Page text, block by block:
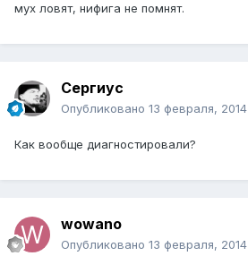
мух ловят, нифига не помнят.
Сергиус
Опубликовано 13 февраля, 2014
Как вообще диагностировали?
wowano
Опубликовано 13 февраля, 2014